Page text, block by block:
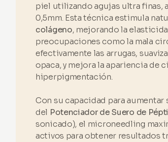
piel utilizando agujas ultra finas,
0,5mm. Esta técnica estimula
colágeno, mejorando la
preocupaciones como la mala
efectivamente las arrugas,
opaca, y mejora la apariencia de
hiperpigmentación.
Con su capacidad para
del Potenciador de Suero de
sonicado), el microneedling
activos para obtener resultados